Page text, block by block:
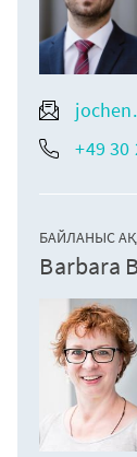
+49 30
БАЙЛАНЫС
Barbara